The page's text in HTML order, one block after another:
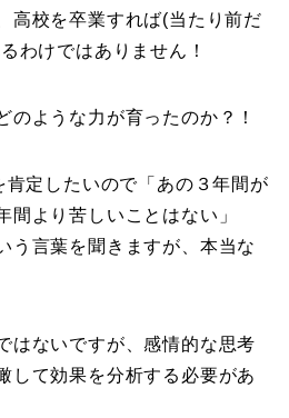
高校を卒業すれば(当たり前だ
わけではありません！
のような力が育ったのか？！
肯定したいので「あの３年間が
間より苦しいことはない」
う言葉を聞きますが、本当な
はないですが、感情的な思考
して効果を分析する必要があ